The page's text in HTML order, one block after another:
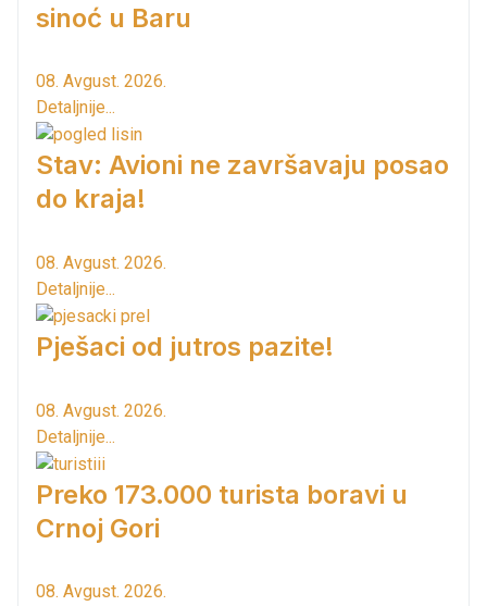
sinoć u Baru
08. Avgust. 2026.
Detaljnije...
Stav: Avioni ne završavaju posao
do kraja!
08. Avgust. 2026.
Detaljnije...
Pješaci od jutros pazite!
08. Avgust. 2026.
Detaljnije...
Preko 173.000 turista boravi u
Crnoj Gori
08. Avgust. 2026.